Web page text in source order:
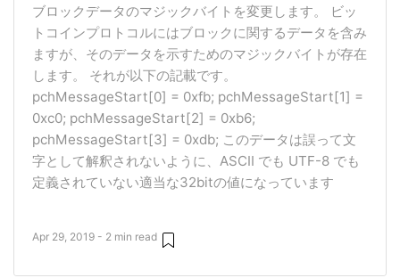
ブロックデータのマジックバイトを変更します。 ビッ
トコインプロトコルにはブロックに関するデータを含み
ますが、そのデータを示すためのマジックバイトが存在
します。 それが以下の記載です。
pchMessageStart[0] = 0xfb; pchMessageStart[1] =
0xc0; pchMessageStart[2] = 0xb6;
pchMessageStart[3] = 0xdb; このデータは誤って文
字として解釈されないように、ASCII でも UTF-8 でも
定義されていない適当な32bitの値になっています
Apr 29, 2019 - 2 min read